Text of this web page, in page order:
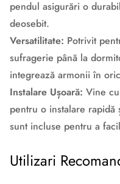
pendul asigurări o
deosebit.
Versatilitate: Potrivit
sufragerie până la
integrează armonii în
Instalare Ușoară: Vine
pentru o instalare
sunt incluse pentru a
Utilizari